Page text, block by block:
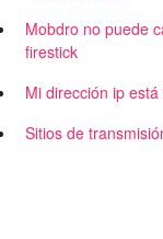
Mobdro no puede
firestick
Mi dirección ip
Sitios de